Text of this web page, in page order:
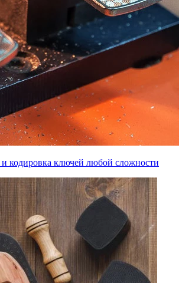
и кодировка ключей любой сложности